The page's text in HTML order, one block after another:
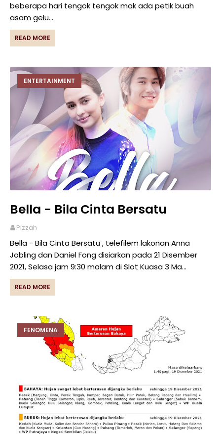
beberapa hari tengok tengok mak ada petik buah
asam gelu…
READ MORE
ENTERTAINMENT
Bella - Bila Cinta Bersatu
Pizzah
Bella - Bila Cinta Bersatu , telefilem lakonan Anna
Jobling dan Daniel Fong disiarkan pada 21 Disember
2021, Selasa jam 9:30 malam di Slot Kuasa 3 Ma…
READ MORE
FENOMENA